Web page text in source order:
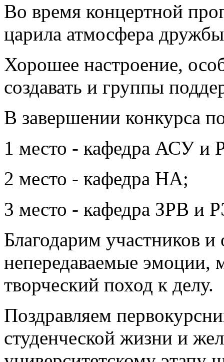
Во время концертной
царила атмосфера
Хорошее настроение,
создавать и группы
В завершении конкурса
1 место - кафедра АСУ и
2 место - кафедра НА;
3 место - кафедра ЗРВ и
Благодарим участников и
непередаваемые эмоции,
творческий поход к делу.
Поздравляем
студенческой жизни и